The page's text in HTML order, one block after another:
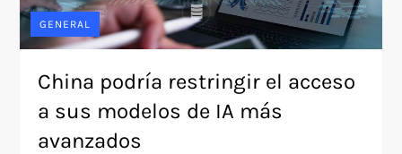
GENERAL
China podría restringir el acceso
a sus modelos de IA más
avanzados